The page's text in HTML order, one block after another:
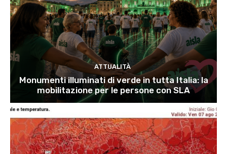
ATTUALITÀ
Monumenti illuminati di verde in tutta Italia: la
mobilitazione per le persone con SLA